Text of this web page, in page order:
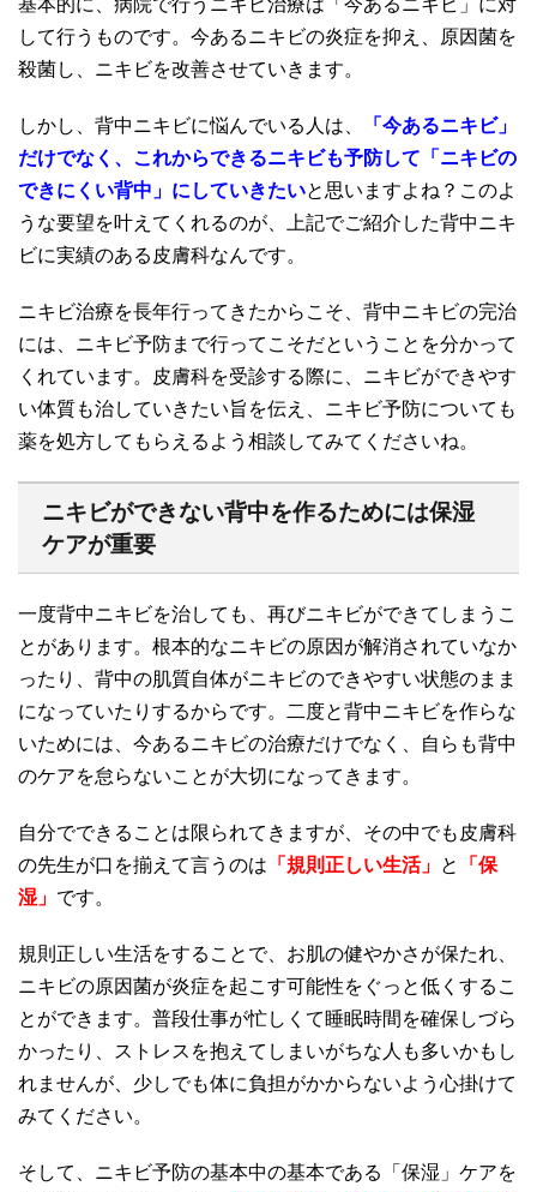
して行うものです。今あるニキビの炎症を抑え、原因菌を
殺菌し、ニキビを改善させていきます。
しかし、背中ニキビに悩んでいる人は、
「今あるニキビ」
だけでなく、これからできるニキビも予防して「ニキビの
できにくい背中」にしていきたいと思いますよね？このよ
うな要望を叶えてくれるのが、上記でご紹介した背中ニキ
ビに実績のある皮膚科なんです。
ニキビ治療を長年行ってきたからこそ、背中ニキビの完治
には、ニキビ予防まで行ってこそだということを分かって
くれています。皮膚科を受診する際に、ニキビができやす
い体質も治していきたい旨を伝え、ニキビ予防についても
薬を処方してもらえるよう相談してみてくださいね。
ニキビができない背中を作るためには保湿
ケアが重要
一度背中ニキビを治しても、再びニキビができてしまうこ
とがあります。根本的なニキビの原因が解消されていなか
ったり、背中の肌質自体がニキビのできやすい状態のまま
になっていたりするからです。二度と背中ニキビを作らな
いためには、今あるニキビの治療だけでなく、自らも背中
のケアを怠らないことが大切になってきます。
自分でできることは限られてきますが、その中でも皮膚科
の先生が口を揃えて言うのは 「規則正しい生活」 と
「保
湿」 です。
規則正しい生活をすることで、お肌の健やかさが保たれ、
ニキビの原因菌が炎症を起こす可能性をぐっと低くするこ
とができます。普段仕事が忙しくて睡眠時間を確保しづら
かったり、ストレスを抱えてしまいがちな人も多いかもし
れませんが、少しでも体に負担がかからないよう心掛けて
みてください。
そして、ニキビ予防の基本中の基本である「保湿」ケアを